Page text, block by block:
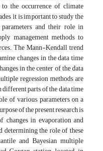
the occurrence of climate
it is important to study the
and their role in
management methods to
The Mann-Kendall trend
changes in the data time
in the center of the data
regression methods are
different parts of the data time
of various parameters on a
of the present research is
in evaporation and
the role of these
and Bayesian multiple